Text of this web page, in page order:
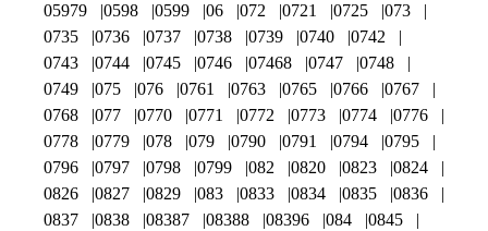
05979
0598 0599 06 072 0721 0725
073
0735
0736 0737 0738 0739 0740
0742
0743
0744 0745 0746 07468 0747
0748
0749
075 076 0761 0763 0765 0766
0767
0768
077 0770 0771 0772 0773 0774
0776
0778
0779 078 079 0790 0791 0794
0795
0796
0797 0798 0799 082 0820 0823
0824
0826
0827 0829 083 0833 0834 0835
0836
0837
0838 08387 08388 08396 084
0845